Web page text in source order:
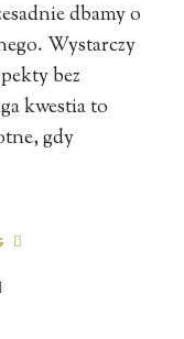
dbamy o
Wystarczy
bez
kwestia to
gdy